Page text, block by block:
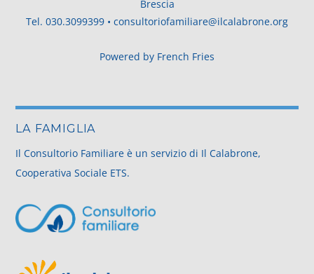
Brescia
Tel. 030.3099399 • consultoriofamiliare@ilcalabrone.org
Powered by French Fries
LA FAMIGLIA
Il Consultorio Familiare è un servizio di Il Calabrone,
Cooperativa Sociale ETS.